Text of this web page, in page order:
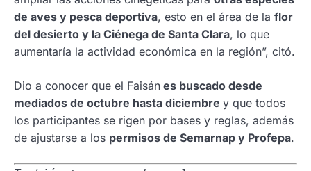
de aves y pesca deportiva, esto en el área de la flor
del desierto y la Ciénega de Santa Clara, lo que
aumentaría la actividad económica en la región”, citó.
Dio a conocer que el Faisán es buscado desde
mediados de octubre hasta diciembre y que todos
los participantes se rigen por bases y reglas, además
de ajustarse a los permisos de Semarnap y Profepa.